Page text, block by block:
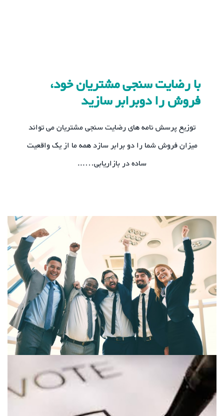
با رضایت سنجی مشتریان خود،
فروش را دوبرابر سازید
توزیع پرسش نامه های رضایت سنجی مشتریان می تواند
میزان فروش شما را دو برابر سازد همه ما از یک واقعیت
ساده در بازاریابی…...